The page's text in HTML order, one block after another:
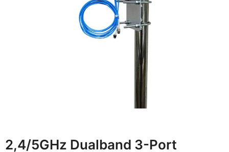
2,4/5GHz Dualband 3-Port